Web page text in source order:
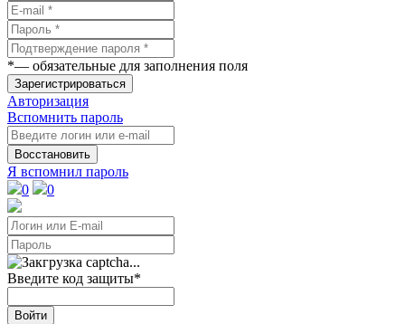
*— обязательные для заполнения поля
Зарегистрироваться
Авторизация
Вспомнить пароль
Восстановить
Я вспомнил пароль
0
0
Введите код защиты*
Войти